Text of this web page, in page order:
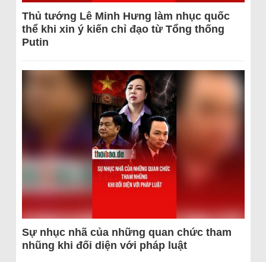
Thủ tướng Lê Minh Hưng làm nhục quốc
thể khi xin ý kiến chỉ đạo từ Tổng thống
Putin
Sự nhục nhã của những quan chức tham
nhũng khi đối diện với pháp luật